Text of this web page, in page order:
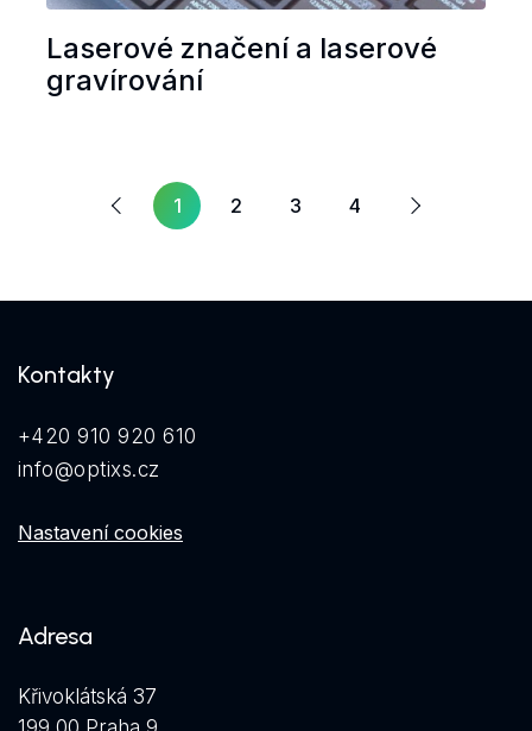
Laserové značení a laserové
gravírování
Předchozí 1 2 3 4
Další
Kontakty
+420 910 920 610
info@optixs.cz
Nastavení cookies
Adresa
Křivoklátská 37